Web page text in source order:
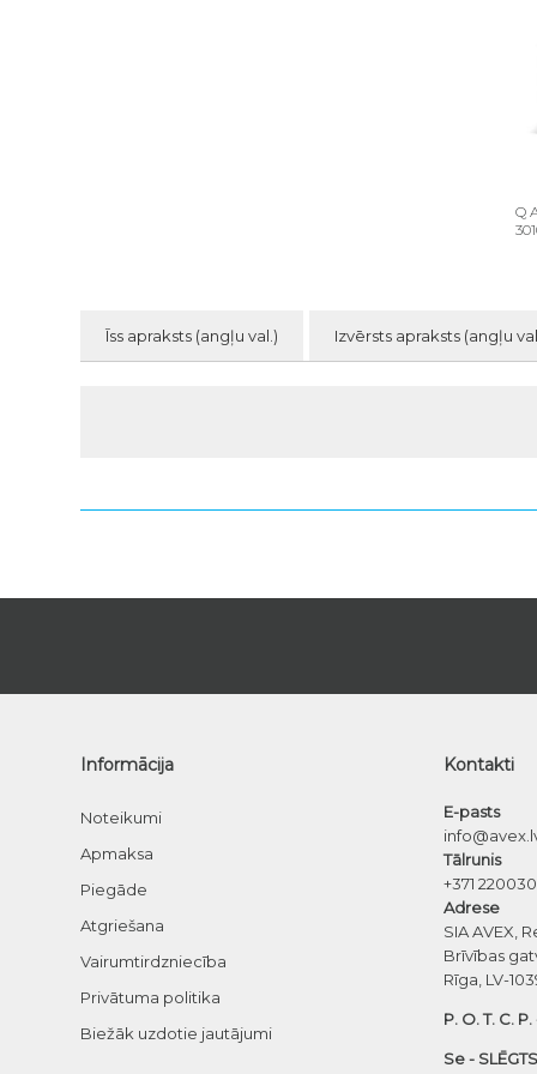
Q
Īss apraksts (angļu val.) Izvērsts apraksts (angļu
Informācija
Noteikumi
Apmaksa
Piegāde
Atgriešana
Vairumtirdzniecība
Privātuma politika
Biežāk uzdotie jautājumi
Kontakti
E-pasts
Tālrunis
+371
Adrese
SIA AVEX,
Brīvības
Rīga, LV-
P. O. T. C.
Se -